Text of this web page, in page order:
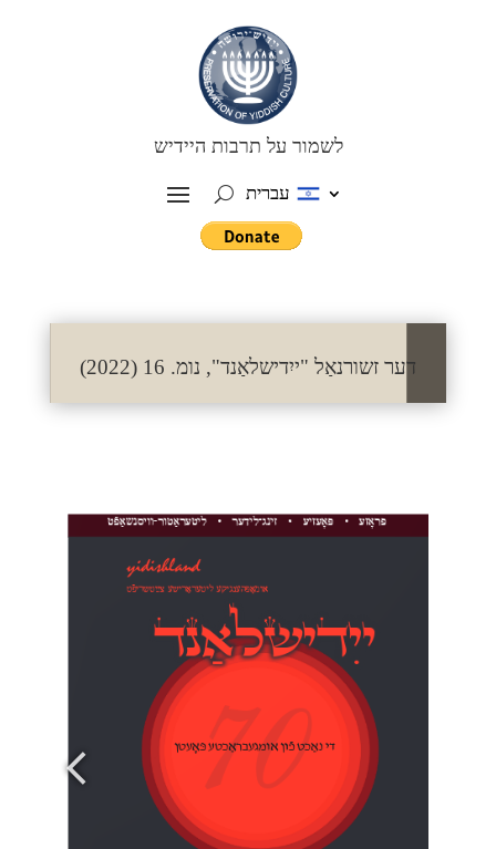
לשמור על תרבות היידיש
עברית
דער זשורנאַל "ייִדישלאַנד", נומ. 16 (2022)